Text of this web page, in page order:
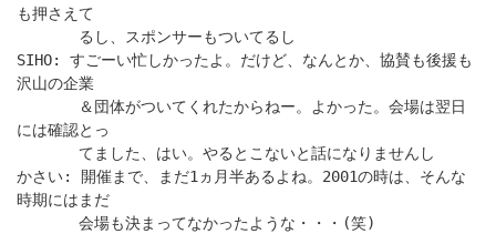
も押さえて
るし、スポンサーもついてるし
SIHO: すごーい忙しかったよ。だけど、なんとか、協賛も後援も
沢山の企業
＆団体がついてくれたからねー。よかった。会場は翌日
には確認とっ
てました、はい。やるとこないと話になりませんし
かさい: 開催まで、まだ1ヵ月半あるよね。2001の時は、そんな
時期にはまだ
会場も決まってなかったような・・・(笑)